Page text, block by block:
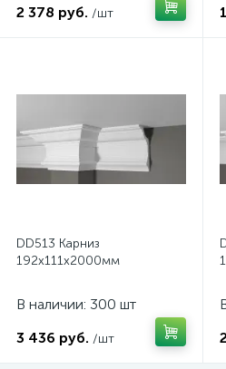
2 378 руб. /шт
DD513 Карниз
192х111х2000мм
В наличии: 300 шт
3 436 руб. /шт